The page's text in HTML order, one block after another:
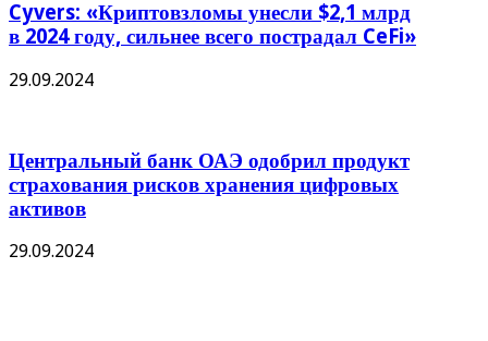
Cyvers: «Криптовзломы унесли $2,1 млрд
в 2024 году, сильнее всего пострадал CeFi»
29.09.2024
Центральный банк ОАЭ одобрил продукт
страхования рисков хранения цифровых
активов
29.09.2024